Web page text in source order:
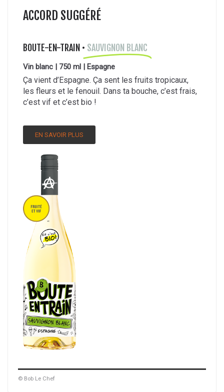
ACCORD SUGGÉRÉ
BOUTE-EN-TRAIN • SAUVIGNON BLANC
Vin blanc | 750 ml | Espagne
Ça vient d’Espagne. Ça sent les fruits tropicaux,
les fleurs et le fenouil. Dans ta bouche, c’est frais,
c’est vif et c’est bio !
EN SAVOIR PLUS
© Bob Le Chef